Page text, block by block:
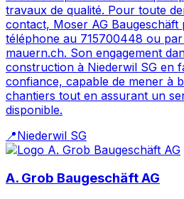
travaux de qualité. Pour toute
contact, Moser AG Baugeschäft
téléphone au 715700448 ou
mauern.ch. Son engagement
construction à Niederwil SG en
confiance, capable de mener à
chantiers tout en assurant un
disponible.
📍Niederwil SG
A. Grob Baugeschäft AG